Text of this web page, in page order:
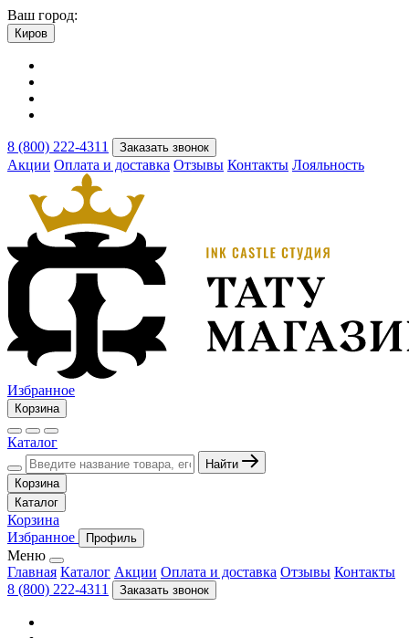
Ваш город:
Киров
8 (800) 222-4311 Заказать звонок
Акции Оплата и доставка Отзывы Контакты Лояльность
Избранное
Корзина
Каталог
Найти
Корзина
Каталог
Корзина
Избранное
Профиль
Меню
Главная Каталог Акции Оплата и доставка Отзывы Контакты
8 (800) 222-4311
Заказать звонок